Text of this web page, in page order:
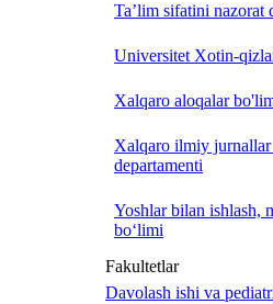
Ta’lim sifatini nazorat
Universitet Xotin-
Xalqaro aloqalar
Xalqaro ilmiy
departamenti
Yoshlar bilan ishlash,
bo‘limi
Fakultetlar
Davolash ishi va